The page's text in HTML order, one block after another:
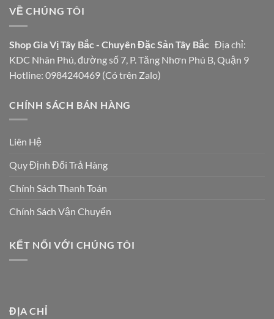
VỀ CHÚNG TÔI
Shop Gia Vị Tây Bắc - Chuyên Đặc Sản Tây Bắc Địa chỉ:
KDC Nhân Phú, đường số 7, P. Tăng Nhơn Phú B, Quận 9
Hotline: 0984240469 (Có trên Zalo)
CHÍNH SÁCH BÁN HÀNG
Liên Hệ
Quy Định Đổi Trả Hàng
Chính Sách Thanh Toán
Chính Sách Vận Chuyển
KẾT NỐI VỚI CHÚNG TÔI
ĐỊA CHỈ